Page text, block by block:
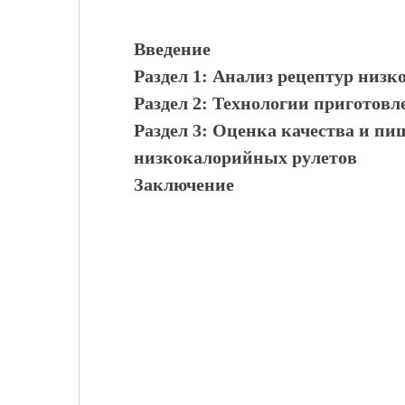
Введение
Раздел 1: Анализ рецептур
Раздел 2: Технологии
Раздел 3: Оценка качества и
низкокалорийных рулетов
Заключение